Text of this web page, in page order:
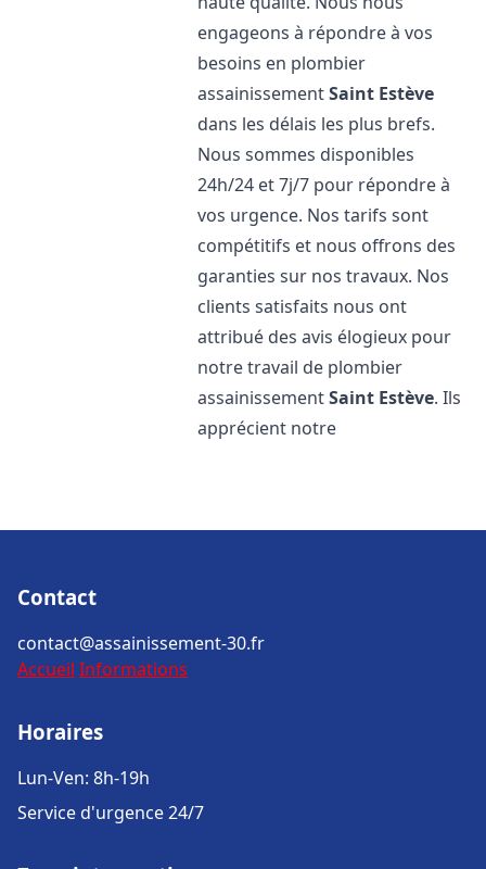
engageons à répondre à vos
besoins en plombier
assainissementSaint Estève
dans les délais les plus brefs.
Nous sommes disponibles
24h/24 et 7j/7 pour répondre à
vos urgence. Nos tarifs sont
compétitifs et nous offrons des
garanties sur nos travaux. Nos
clients satisfaits nous ont
attribué des avis élogieux pour
notre travail de plombier
assainissementSaint Estève. Ils
apprécient notre
Contact
contact@assainissement-30.fr
Accueil Informations
Horaires
Lun-Ven: 8h-19h
Service d'urgence 24/7